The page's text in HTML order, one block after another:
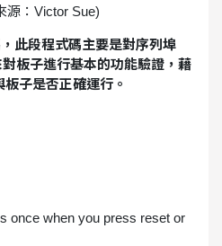
源：Victor Sue)
此段程式碼主要是對序列埠
板子進行基本的功能驗證，藉
子是否正確運行。
once when you press reset or